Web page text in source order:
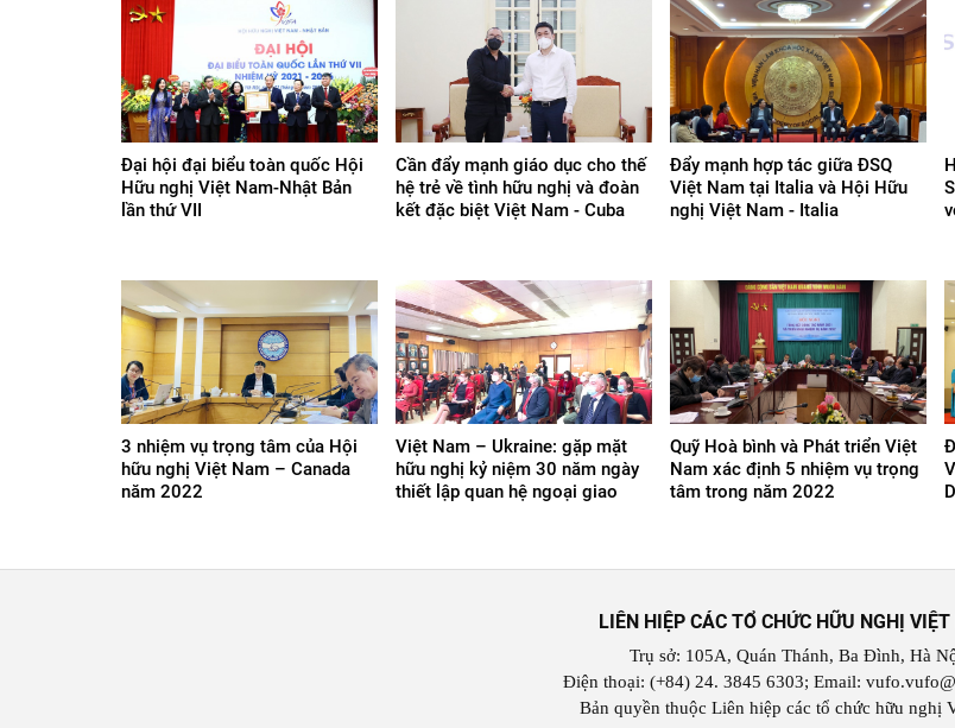
Đại hội đại biểu toàn quốc Hội
Hữu nghị Việt Nam-Nhật Bản
lần thứ VII
Cần đẩy mạnh giáo dục cho thế
hệ trẻ về tình hữu nghị và đoàn
kết đặc biệt Việt Nam - Cuba
Đẩy mạnh hợp tác giữa ĐSQ
Việt Nam tại Italia và Hội Hữu
nghị Việt Nam - Italia
3 nhiệm vụ trọng tâm của Hội
hữu nghị Việt Nam – Canada
năm 2022
Việt Nam – Ukraine: gặp mặt
hữu nghị kỷ niệm 30 năm ngày
thiết lập quan hệ ngoại giao
Quỹ Hoà bình và Phát triển Việt
Nam xác định 5 nhiệm vụ trọng
tâm trong năm 2022
LIÊN HIỆP CÁC TỔ CHỨC HỮU NGHỊ
Trụ sở: 105A, Quán Thánh, Ba Đình, Hà
Điện thoại: (+84) 24. 3845 6303; Email:
Bản quyền thuộc Liên hiệp các tổ chức hữu nghị